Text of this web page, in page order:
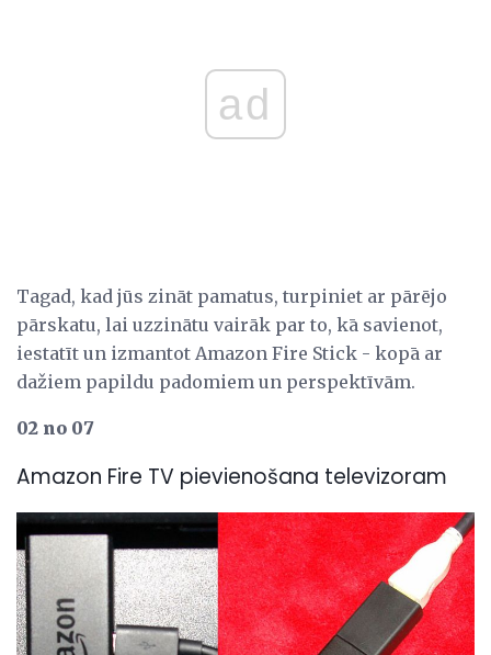
ad
Tagad, kad jūs zināt pamatus, turpiniet ar pārējo
pārskatu, lai uzzinātu vairāk par to, kā savienot,
iestatīt un izmantot Amazon Fire Stick - kopā ar
dažiem papildu padomiem un perspektīvām.
02 no 07
Amazon Fire TV pievienošana televizoram